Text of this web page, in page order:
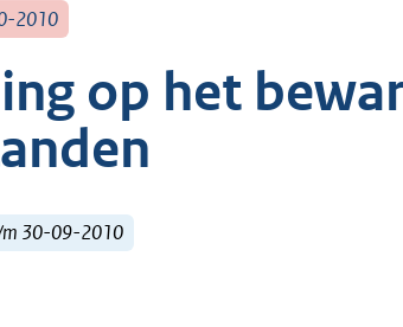
2010
op het
m 30-09-2010